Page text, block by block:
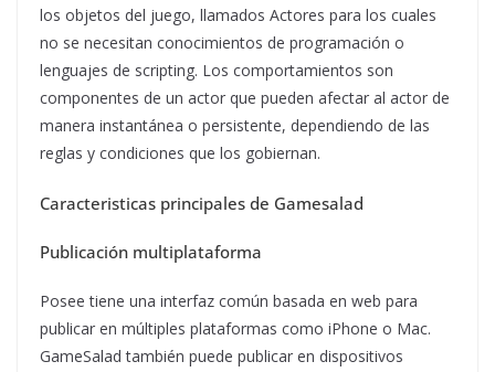
los objetos del juego, llamados Actores para los cuales
no se necesitan conocimientos de programación o
lenguajes de scripting. Los comportamientos son
componentes de un actor que pueden afectar al actor de
manera instantánea o persistente, dependiendo de las
reglas y condiciones que los gobiernan.
Caracteristicas principales de Gamesalad
Publicación multiplataforma
Posee tiene una interfaz común basada en web para
publicar en múltiples plataformas como iPhone o Mac.
GameSalad también puede publicar en dispositivos